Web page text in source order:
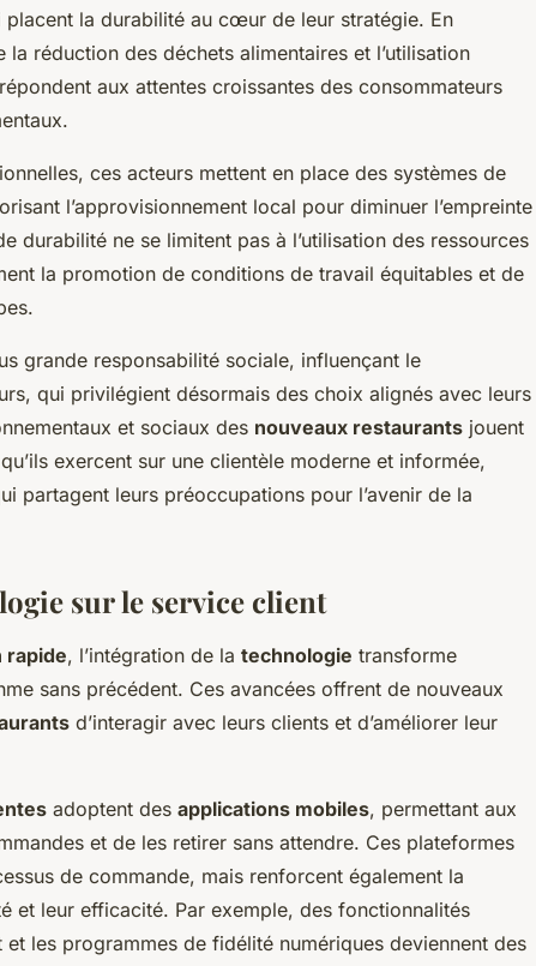
la durabilité au cœur de leur stratégie. En
réduction des déchets alimentaires et l’utilisation
aux attentes croissantes des consommateurs
ces acteurs mettent en place des systèmes de
l’approvisionnement local pour diminuer l’empreinte
durabilité ne se limitent pas à l’utilisation des ressources
la promotion de conditions de travail équitables et de
grande responsabilité sociale, influençant le
qui privilégient désormais des choix alignés avec leurs
et sociaux des nouveaux restaurants jouent
exercent sur une clientèle moderne et informée,
partagent leurs préoccupations pour l’avenir de la
sur le service client
rapide, l’intégration de la technologie transforme
sans précédent. Ces avancées offrent de nouveaux
d’interagir avec leurs clients et d’améliorer leur
adoptent des applications mobiles, permettant aux
et de les retirer sans attendre. Ces plateformes
de commande, mais renforcent également la
et leur efficacité. Par exemple, des fonctionnalités
les programmes de fidélité numériques deviennent des